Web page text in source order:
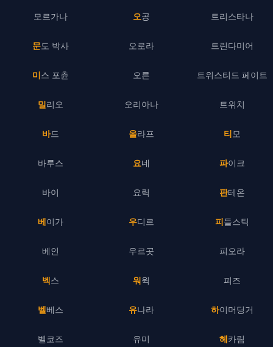
모르가나
문도 박사
미스 포츈
밀리오
바드
바루스
바이
베이가
베인
벡스
벨베스
벨코즈
오공
오로라
오른
오리아나
올라프
요네
요릭
우디르
우르곳
워윅
유나라
유미
트리스타나
트린다미어
트위스티드 페이트
트위치
티모
파이크
판테온
피들스틱
피오라
피즈
하이머딩거
헤카림